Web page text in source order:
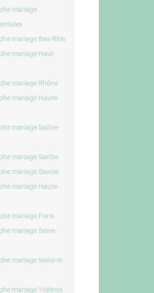
mariage
mariage Bas-Rhin
mariage Haut-
mariage Rhône
mariage Haute-
mariage Saône-
mariage Sarthe
mariage Savoie
mariage Haute-
mariage Paris
mariage Seine-
mariage Seine-et-
mariage Yvelines